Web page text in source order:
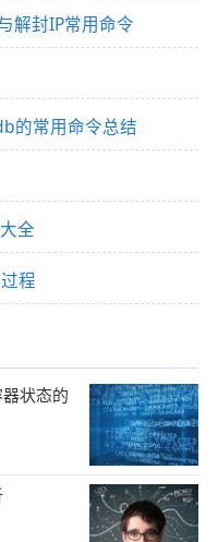
解封IP常用命令
的常用命令总结
全
程
状态的